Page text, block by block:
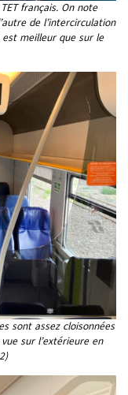
français. On note
de l’intercirculation
meilleur que sur le
sont assez cloisonnées
sur l’extérieure en